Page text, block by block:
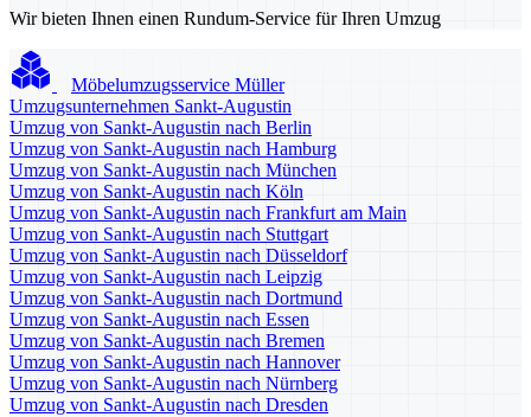
Wir bieten Ihnen einen Rundum-Service für Ihren Umzug
Möbelumzugsservice Müller
Umzugsunternehmen Sankt-Augustin
Umzug von Sankt-Augustin nach Berlin
Umzug von Sankt-Augustin nach Hamburg
Umzug von Sankt-Augustin nach München
Umzug von Sankt-Augustin nach Köln
Umzug von Sankt-Augustin nach Frankfurt am Main
Umzug von Sankt-Augustin nach Stuttgart
Umzug von Sankt-Augustin nach Düsseldorf
Umzug von Sankt-Augustin nach Leipzig
Umzug von Sankt-Augustin nach Dortmund
Umzug von Sankt-Augustin nach Essen
Umzug von Sankt-Augustin nach Bremen
Umzug von Sankt-Augustin nach Hannover
Umzug von Sankt-Augustin nach Nürnberg
Umzug von Sankt-Augustin nach Dresden